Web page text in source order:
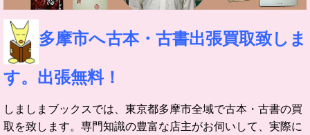
多摩市へ古本・古書出張買取致しま
す。出張無料！
しましまブックスでは、東京都多摩市全域で古本・古書の買
取を致します。 専門知識の豊富な店主がお伺いして、実際に